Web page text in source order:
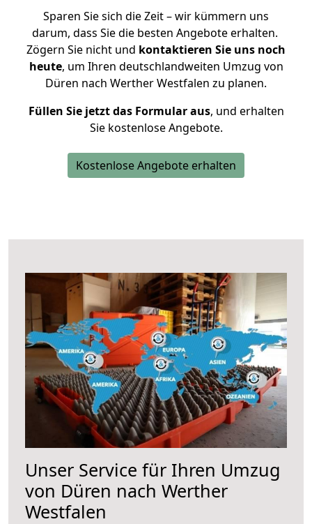
Sparen Sie sich die Zeit – wir kümmern uns
darum, dass Sie die besten Angebote erhalten.
Zögern Sie nicht und kontaktieren Sie uns noch
heute, um Ihren deutschlandweiten Umzug von
Düren nach Werther Westfalen zu planen.
Füllen Sie jetzt das Formular aus, und erhalten
Sie kostenlose Angebote.
Kostenlose Angebote erhalten
Unser Service für Ihren Umzug
von Düren nach Werther
Westfalen